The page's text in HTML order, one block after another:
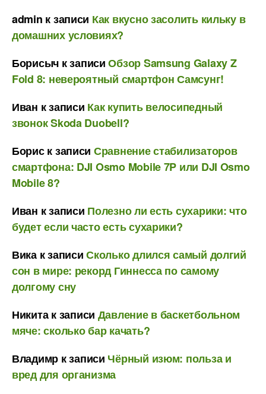
admin к записи Как вкусно засолить кильку в
домашних условиях?
Борисыч к записиОбзор Samsung Galaxy Z
Fold 8: невероятный смартфон Самсунг!
Иван к записи Как купить велосипедный
звонок Skoda Duobell?
Бориск записи Сравнение стабилизаторов
смартфона: DJI Osmo Mobile 7P или DJI Osmo
Mobile 8?
Иван к записи Полезно ли есть сухарики: что
будет если часто есть сухарики?
Викак записиСколько длился самый долгий
сон в мире: рекорд Гиннесса по самому
долгому сну
Никитак записи Давление в баскетбольном
мяче: сколько бар качать?
Владимр к записи Чёрный изюм: польза и
вред для организма